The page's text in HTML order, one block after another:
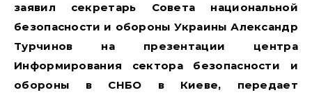
заявил секретарь Совета национальной
безопасности и обороны Украины Александр
Турчинов на презентации центра
Информирования сектора безопасности и
обороны в СНБО в Киеве, передает